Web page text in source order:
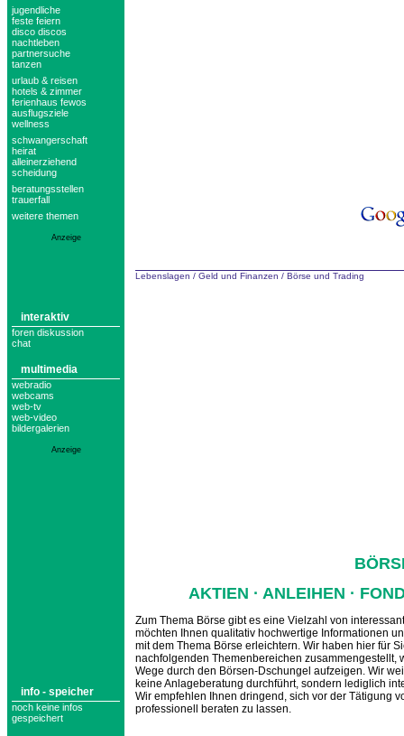
jugendliche
feste feiern
disco discos
nachtleben
partnersuche
tanzen
urlaub & reisen
hotels & zimmer
ferienhaus fewos
ausflugsziele
wellness
schwangerschaft
heirat
alleinerziehend
scheidung
beratungsstellen
trauerfall
weitere themen
Anzeige
interaktiv
foren diskussion
chat
multimedia
webradio
webcams
web-tv
web-video
bildergalerien
Anzeige
info - speicher
noch keine infos
gespeichert
Lebenslagen / Geld und Finanzen / Börse und Trading
AKTIEN · ANLEIHEN ·
Zum Thema Börse gibt es eine Vielzahl von
möchten Ihnen qualitativ hochwertige Informationen
mit dem Thema Börse erleichtern. Wir haben hier für
nachfolgenden Themenbereichen
Wege durch den Börsen-Dschungel aufzeigen. Wir
keine Anlageberatung durchführt, sondern lediglich
Wir empfehlen Ihnen dringend, sich vor der Tätigung
professionell beraten zu lassen.